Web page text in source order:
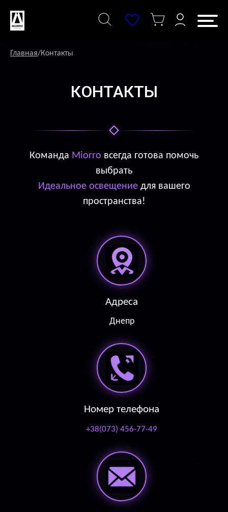
содержанию
Главная/Контакты
КОНТАКТЫ
Команда Miorro всегда готова помочь
выбрать
Идеальное освещениедля вашего
пространства!
Адреса
Днепр
Номер телефона
+38(073) 456-77-49